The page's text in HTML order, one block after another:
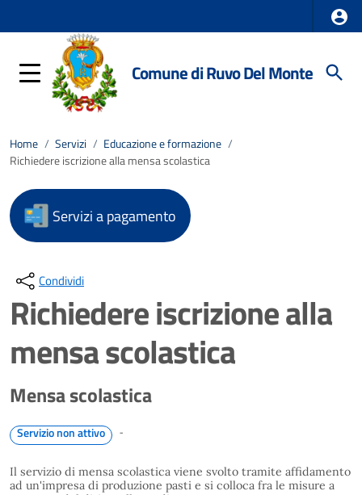
Comune di Ruvo Del Monte
Home / Servizi / Educazione e formazione /
Richiedere iscrizione alla mensa scolastica
Servizi a pagamento
Condividi
Richiedere iscrizione alla
mensa scolastica
Mensa scolastica
Servizio non attivo -
Il servizio di mensa scolastica viene svolto tramite affidamento
ad un'impresa di produzione pasti e si colloca fra le misure a